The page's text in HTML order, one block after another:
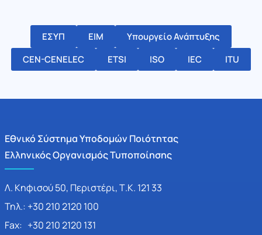
ΕΣΥΠ ΕΙΜ
Υπουργείο Ανάπτυξης
CEN-CENELEC
ETSI ISO IEC ITU
Εθνικό Σύστημα Υποδομών Ποιότητας
Ελληνικός Οργανισμός Τυποποίησης
Λ. Κηφισού 50, Περιστέρι, Τ.Κ. 121 33
Τηλ.: +30 210 2120 100
Fax: +30 210 2120 131